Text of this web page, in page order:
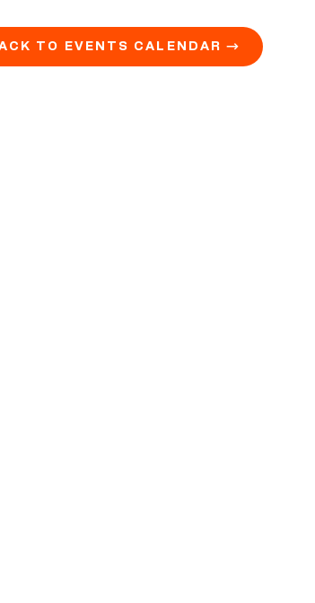
TO EVENTS CALENDAR →